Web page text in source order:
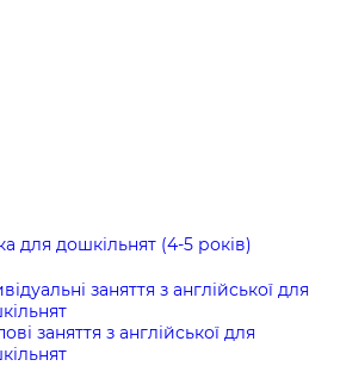
для дошкільнят (4-5 років)
заняття з англійської для
заняття з англійської для